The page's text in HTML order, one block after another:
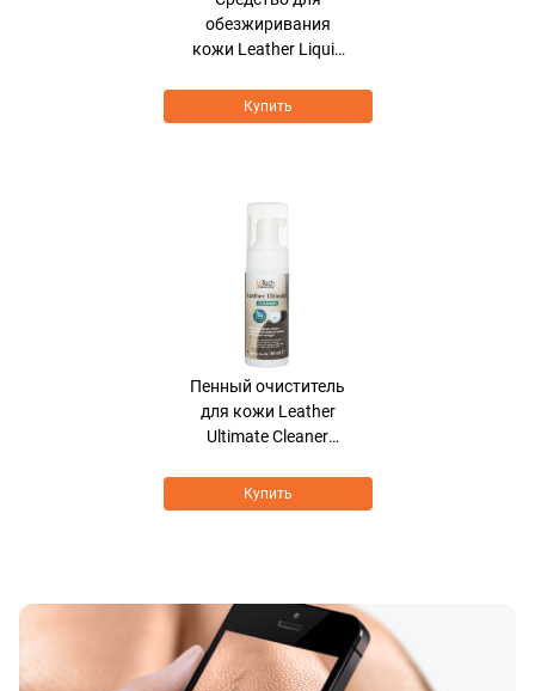
обезжиривания
кожи Leather Liquid
Купить
Пенный очиститель
для кожи Leather
Ultimate Cleaner
Купить